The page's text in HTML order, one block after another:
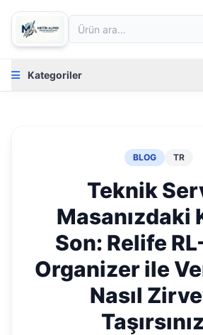
Kategoriler
BLOG TR
Teknik
Masanızdaki
Son: Relife
Organizer ile
Nasıl